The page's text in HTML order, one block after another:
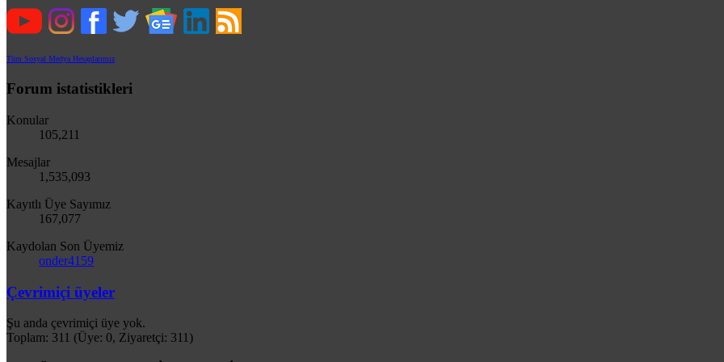
Tüm Sosyal Medya Hesaplarımız
Forum istatistikleri
Konular
105,211
Mesajlar
1,535,093
Kayıtlı Üye Sayımız
167,077
Kaydolan Son Üyemiz
onder4159
Çevrimiçi üyeler
Şu anda çevrimiçi üye yok.
Toplam: 311 (Üye: 0, Ziyaretçi: 311)